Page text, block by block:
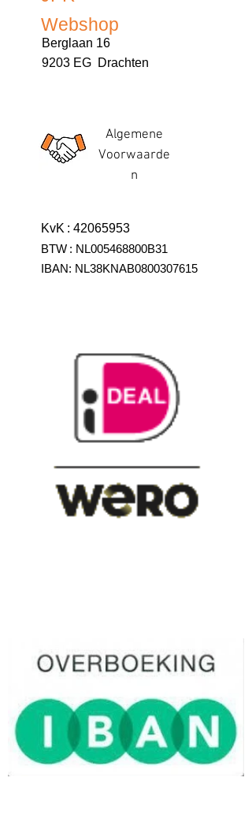
Webshop
Berglaan 16
9203 EG Drachten
Algemene
Voorwaarde
n
KvK : 42065953
BTW : NL005468800B31
IBAN: NL38KNAB0800307615